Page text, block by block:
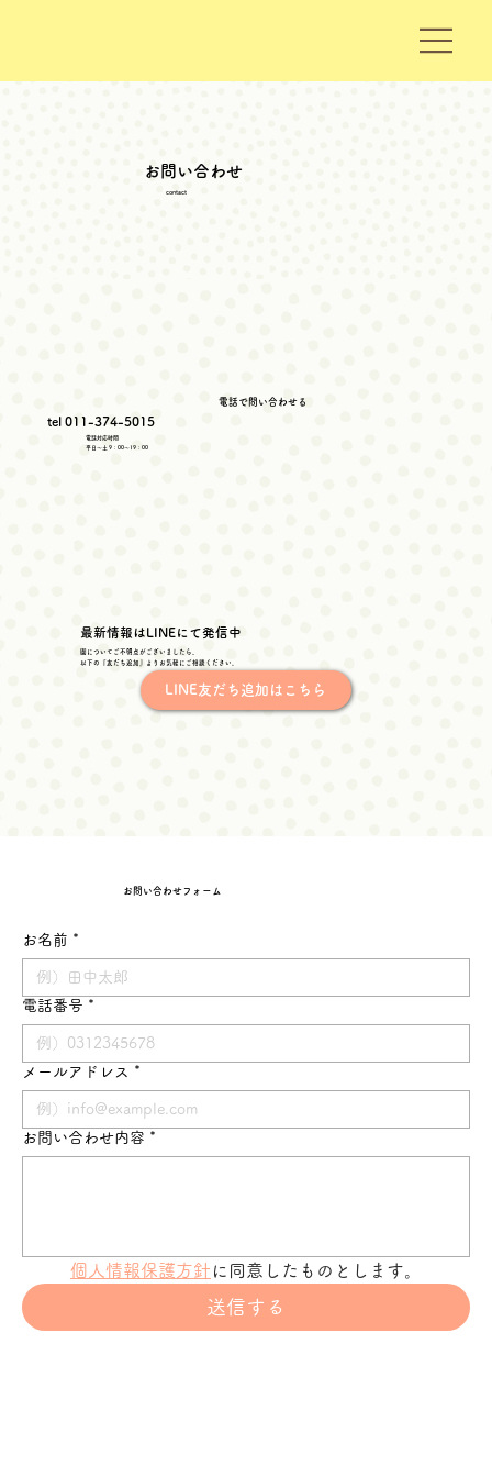
お問い合わせ
contact
電話で問い合わせる
tel011-374-5015
電話対応時間
平日〜土 9：00～19：00
最新情報はLINEにて発信中
園についてご不明点がございましたら、
以下の『友だち追加』よりお気軽にご相談ください。
LINE友だち追加はこちら
お問い合わせフォーム
お名前 *
電話番号 *
メールアドレス *
お問い合わせ内容 *
個人情報保護方針 に同意したものとします。
送信する